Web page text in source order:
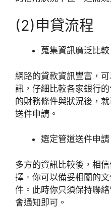
(2)申貸流程
蒐集資訊廣泛比較
網路的貸款資訊豐富，
訊，仔細比較各家銀行
的財務條件與狀況後，
送件申請。
選定管道送件申請
多方的資訊比較後，相
擇。你可以備妥相關的
件。此時你只須保持聯
會通知即可。